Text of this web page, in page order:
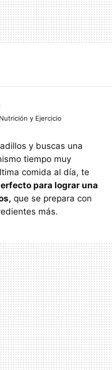
y Ejercicio
y buscas una
tiempo muy
comida al día, te
para lograr una
que se prepara con
más.